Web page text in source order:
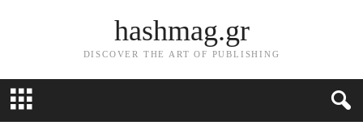
hashmag.gr
DISCOVER THE ART OF PUBLISHING